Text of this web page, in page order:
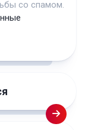
со спамом.